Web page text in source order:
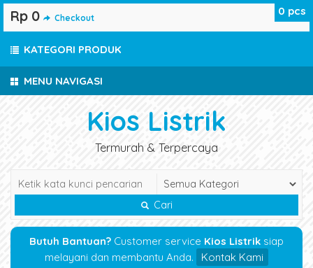
MENU NAVIGASI
Kios Listrik
Termurah & Terpercaya
Cari
Butuh Bantuan? Customer service Kios Listrik siap
melayani dan membantu Anda.
Kontak Kami
0 pcs
Rp 0 Checkout
KATEGORI PRODUK